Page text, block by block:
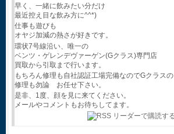
早く、一緒に飲みたい分だけ
最近控え目な飲み方に^^*)
仕事も遊びも
オヤジ加減の熱さが好きです。
環状7号線沿い、唯一の
ベンツ・ゲレンデヴァーゲン(Gクラス)専門店
買取から引取まで行います。
もちろん修理も自社認証工場完備なのでGクラスの
修理も勿論 お任せ下さい。
是非、1度、顔を見に来てください。
メールやコメントもお待ちしてます。